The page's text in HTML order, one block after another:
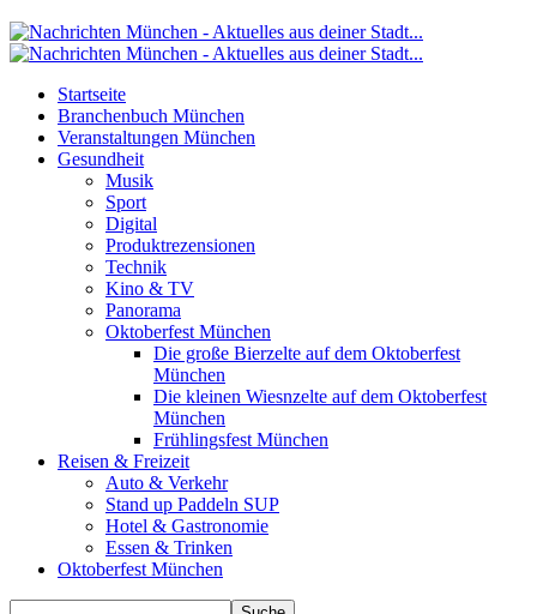
Startseite
Branchenbuch München
Veranstaltungen München
Gesundheit
Musik
Sport
Digital
Produktrezensionen
Technik
Kino & TV
Panorama
Oktoberfest München
Die große Bierzelte auf dem Oktoberfest
München
Die kleinen Wiesnzelte auf dem Oktoberfest
München
Frühlingsfest München
Reisen & Freizeit
Auto & Verkehr
Stand up Paddeln SUP
Hotel & Gastronomie
Essen & Trinken
Oktoberfest München